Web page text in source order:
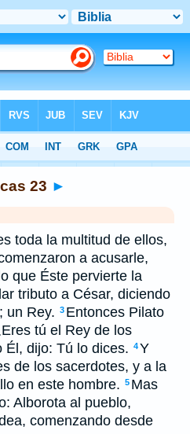
23 ►
toda la multitud de ellos,
a acusarle,
que Éste pervierte la
tributo a César, diciendo
un Rey. 3 Entonces Pilato
tú el Rey de los
Él, dijo: Tú lo dices. 4Y
de los sacerdotes, y a la
en este hombre. 5 Mas
Alborota al pueblo,
comenzando desde